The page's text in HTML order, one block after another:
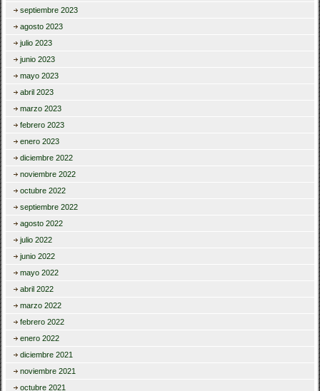
septiembre 2023
agosto 2023
julio 2023
junio 2023
mayo 2023
abril 2023
marzo 2023
febrero 2023
enero 2023
diciembre 2022
noviembre 2022
octubre 2022
septiembre 2022
agosto 2022
julio 2022
junio 2022
mayo 2022
abril 2022
marzo 2022
febrero 2022
enero 2022
diciembre 2021
noviembre 2021
octubre 2021